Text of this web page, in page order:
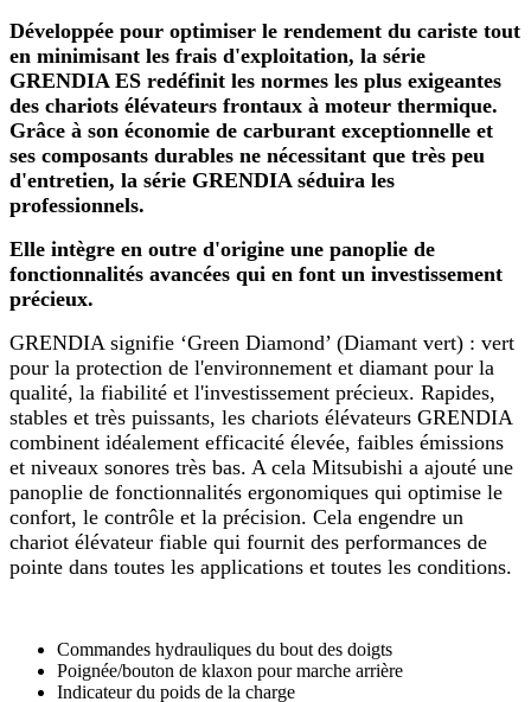
Développée pour optimiser le rendement du cariste tout
en minimisant les frais d'exploitation, la série
GRENDIA ES redéfinit les normes les plus exigeantes
des chariots élévateurs frontaux à moteur thermique.
Grâce à son économie de carburant exceptionnelle et
ses composants durables ne nécessitant que très peu
d'entretien, la série GRENDIA séduira les
professionnels.
Elle intègre en outre d'origine une panoplie de
fonctionnalités avancées qui en font un investissement
précieux.
GRENDIA signifie ‘Green Diamond’ (Diamant vert) : vert
pour la protection de l'environnement et diamant pour la
qualité, la fiabilité et l'investissement précieux. Rapides,
stables et très puissants, les chariots élévateurs GRENDIA
combinent idéalement efficacité élevée, faibles émissions
et niveaux sonores très bas. A cela Mitsubishi a ajouté une
panoplie de fonctionnalités ergonomiques qui optimise le
confort, le contrôle et la précision. Cela engendre un
chariot élévateur fiable qui fournit des performances de
pointe dans toutes les applications et toutes les conditions.
Commandes hydrauliques du bout des doigts
Poignée/bouton de klaxon pour marche arrière
Indicateur du poids de la charge